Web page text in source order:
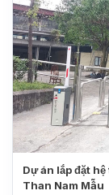
Dự án lắp đặt
Than Nam Mẫu